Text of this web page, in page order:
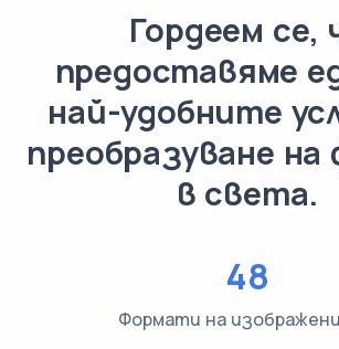
Гордеем се,
предоставяме
най-удобните
преобразуване на
в света.
48
Формати на